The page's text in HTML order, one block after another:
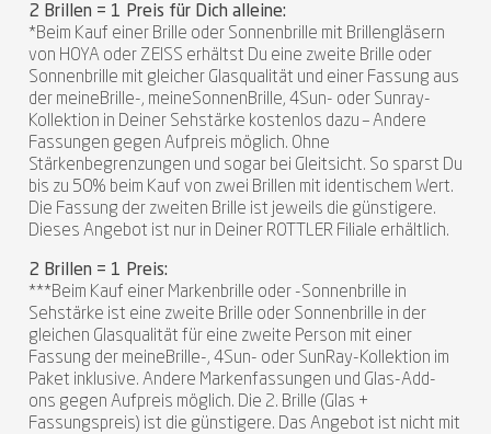
2 Brillen = 1 Preis für Dich alleine:
*Beim Kauf einer Brille oder Sonnenbrille mit Brillengläsern
von HOYA oder ZEISS erhältst Du eine zweite Brille oder
Sonnenbrille mit gleicher Glasqualität und einer Fassung aus
der meineBrille-, meineSonnenBrille, 4Sun- oder Sunray-
Kollektion in Deiner Sehstärke kostenlos dazu – Andere
Fassungen gegen Aufpreis möglich. Ohne
Stärkenbegrenzungen und sogar bei Gleitsicht. So sparst Du
bis zu 50% beim Kauf von zwei Brillen mit identischem Wert.
Die Fassung der zweiten Brille ist jeweils die günstigere.
Dieses Angebot ist nur in Deiner ROTTLER Filiale erhältlich.
2 Brillen = 1 Preis:
***Beim Kauf einer Markenbrille oder -Sonnenbrille in
Sehstärke ist eine zweite Brille oder Sonnenbrille in der
gleichen Glasqualität für eine zweite Person mit einer
Fassung der meineBrille-, 4Sun- oder SunRay-Kollektion im
Paket inklusive. Andere Markenfassungen und Glas-Add-
ons gegen Aufpreis möglich. Die 2. Brille (Glas +
Fassungspreis) ist die günstigere. Das Angebot ist nicht mit